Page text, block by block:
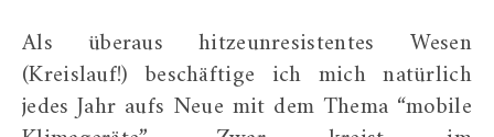
Als überaus hitzeunresistentes Wesen
(Kreislauf!) beschäftige ich mich natürlich
jedes Jahr aufs Neue mit dem Thema “mobile